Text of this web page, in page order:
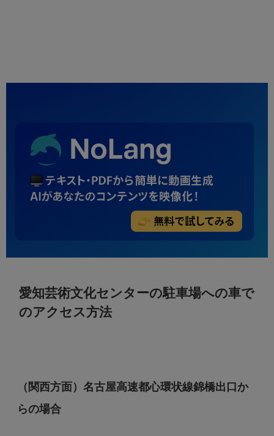
愛知芸術文化センターの駐車場への車で
のアクセス方法
（関西方面）名古屋高速都心環状線錦橋出口か
らの場合